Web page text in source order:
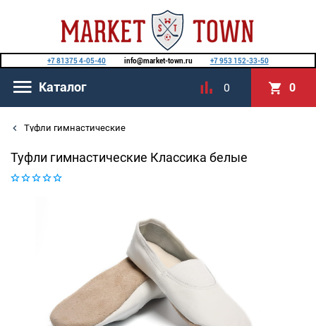
+7 81375 4-05-40 info@market-town.ru +7 953 152-33-50
Каталог 0 0
Туфли гимнастические
Туфли гимнастические Классика белые